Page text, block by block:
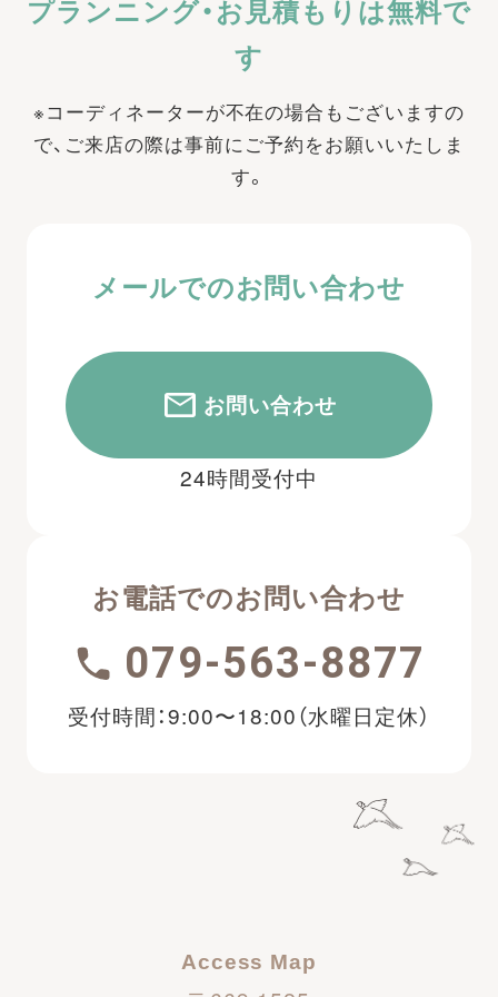
プランニング・お見積もりは無料で
す
※コーディネーターが不在の場合もございますの
で、ご来店の際は事前にご予約をお願いいたしま
す。
メールでのお問い合わせ
お問い合わせ
24時間受付中
お電話でのお問い合わせ
079-563-8877
受付時間：9:00〜18:00（水曜日定休）
Access Map